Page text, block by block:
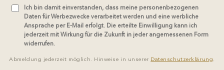
Ich bin damit einverstanden, dass meine personenbezogenen
Daten für Werbezwecke verarbeitet werden und eine werbliche
Ansprache per E-Mail erfolgt. Die erteilte Einwilligung kann ich
jederzeit mit Wirkung für die Zukunft in jeder angemessenen Form
widerrufen.
Abmeldung jederzeit möglich. Hinweise in unserer Datenschutzerklärung.